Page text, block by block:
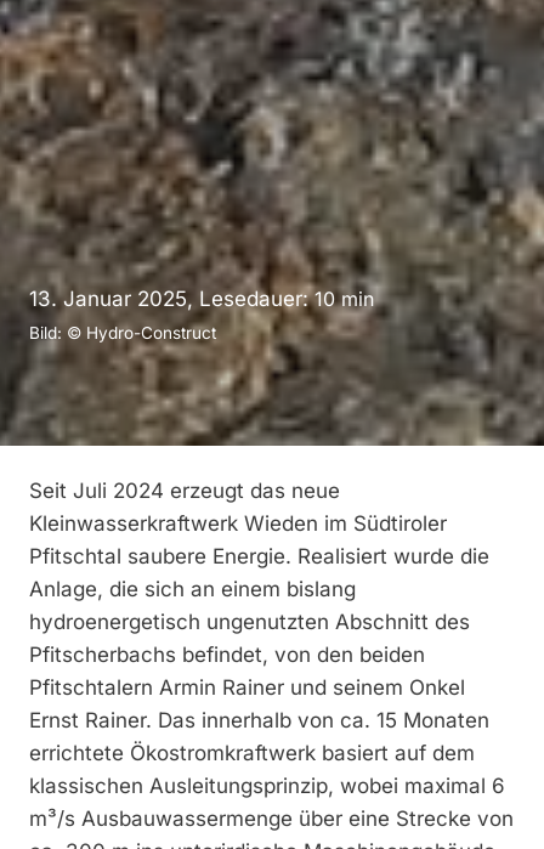
13. Januar 2025, Lesedauer:10min
Bild: © Hydro-Construct
Seit Juli 2024 erzeugt das neue
Kleinwasserkraftwerk Wieden im Südtiroler
Pfitschtal saubere Energie. Realisiert wurde die
Anlage, die sich an einem bislang
hydroenergetisch ungenutzten Abschnitt des
Pfitscherbachs befindet, von den beiden
Pfitschtalern Armin Rainer und seinem Onkel
Ernst Rainer. Das innerhalb von ca. 15 Monaten
errichtete Ökostromkraftwerk basiert auf dem
klassischen Ausleitungsprinzip, wobei maximal 6
m³/s Ausbauwassermenge über eine Strecke von